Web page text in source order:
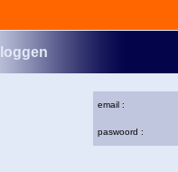
email :
paswoord :